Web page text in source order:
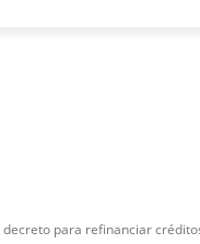
para refinanciar